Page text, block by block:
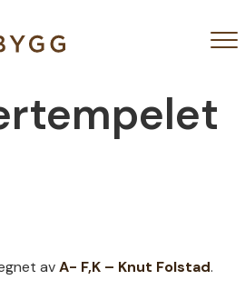
avA- F,K – Knut Folstad.